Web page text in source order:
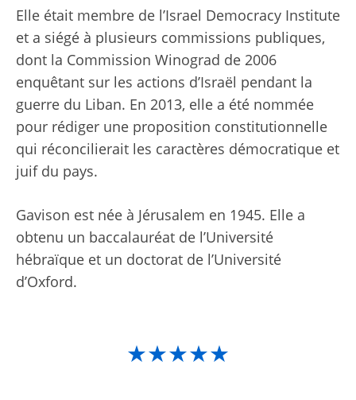
Elle était membre de l’Israel Democracy Institute
et a siégé à plusieurs commissions publiques,
dont la Commission Winograd de 2006
enquêtant sur les actions d’Israël pendant la
guerre du Liban. En 2013, elle a été nommée
pour rédiger une proposition constitutionnelle
qui réconcilierait les caractères démocratique et
juif du pays.
Gavison est née à Jérusalem en 1945. Elle a
obtenu un baccalauréat de l’Université
hébraïque et un doctorat de l’Université
d’Oxford.
★★★★★